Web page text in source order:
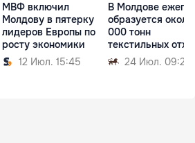
МВФ включил
Молдову в пятерку
лидеров Европы по
росту экономики
12 Июл. 15:45
В Молдове
образуется
000 тонн
текстильных
24 Июл. 09:25